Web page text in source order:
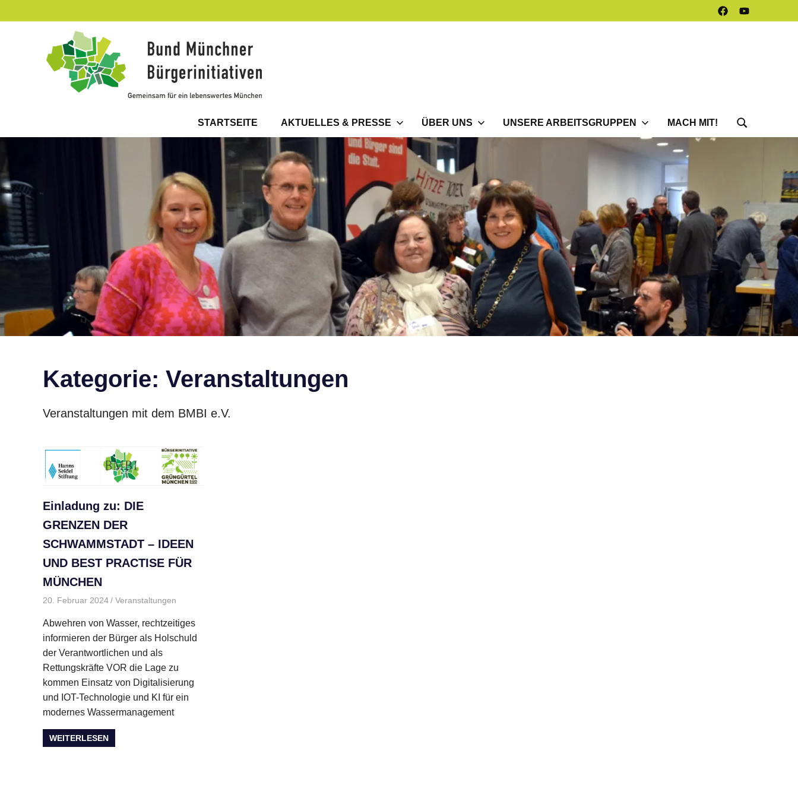
Inhalt
FacebookYoutube
e.V.
(BMBI)
STARTSEITE AKTUELLES & PRESSE ÜBER UNS UNSERE ARBEITSGRUPPEN MACH MIT!
Kategorie: Veranstaltungen
Veranstaltungen mit dem BMBI e.V.
Einladung zu: DIE
GRENZEN DER
SCHWAMMSTADT – IDEEN
UND BEST PRACTISE FÜR
MÜNCHEN
20. Februar 2024 BMBI
Veranstaltungen
Abwehren von Wasser, rechtzeitiges
informieren der Bürger als Holschuld
der Verantwortlichen und als
Rettungskräfte VOR die Lage zu
kommen Einsatz von Digitalisierung
und IOT-Technologie und KI für ein
modernes Wassermanagement
WEITERLESEN